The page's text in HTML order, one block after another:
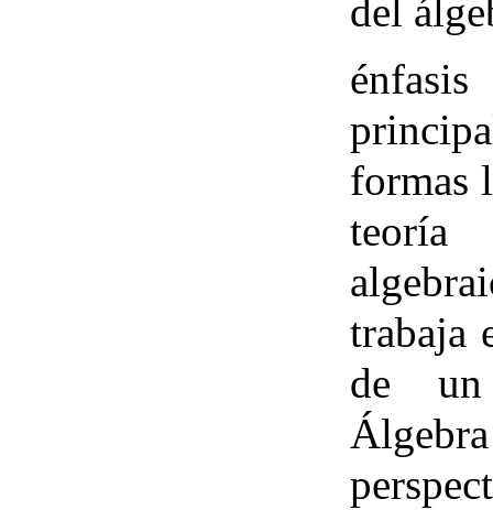
del
formas
teoría
trabaja
de un